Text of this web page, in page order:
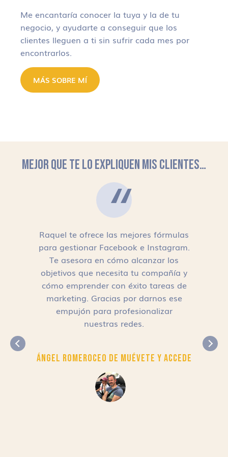
Me encantaría conocer la tuya y la de tu
negocio, y ayudarte a conseguir que los
clientes lleguen a ti sin sufrir cada mes por
encontrarlos.
MÁS SOBRE MÍ
MEJOR QUE TE LO EXPLIQUEN MIS CLIENTES…
Raquel te ofrece las mejores fórmulas
para gestionar Facebook e Instagram.
Te asesora en cómo alcanzar los
objetivos que necesita tu compañía y
cómo emprender con éxito tareas de
marketing. Gracias por darnos ese
empujón para profesionalizar
nuestras redes.
Ángel RomeroCEO de Muévete y Accede